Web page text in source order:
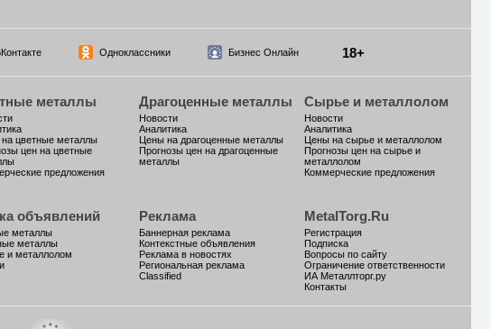
Одноклассники Бизнес Онлайн 18+
металлы
цветные металлы
цен на цветные
предложения
Драгоценные металлы
Новости
Аналитика
Цены на драгоценные металлы
Прогнозы цен на драгоценные
металлы
Сырье и металлолом
Новости
Аналитика
Цены на сырье и металлолом
Прогнозы цен на сырье и
металлолом
Коммерческие предложения
объявлений
металлы
металлы
и металлолом
Реклама
Баннерная реклама
Контекстные объявления
Реклама в новостях
Региональная реклама
Classified
MetalTorg.Ru
Регистрация
Подписка
Вопросы по сайту
Ограничение ответственности
ИА Металлторг.ру
Контакты